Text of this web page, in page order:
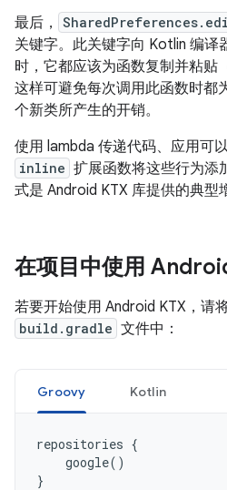
最后，
关键字。此关键字向 Kotlin 编译
时，它都应该为函数复制并粘贴
这样可避免每次调用此函数时都
个新类所产生的开销。
使用 lambda 传递代码、应用可
inline 扩展函数将这些行为添
式是 Android KTX 库提供的典型
在项目中使用
若要开始使用 Android KTX，请
build.gradle 文件中：
Groovy Kotlin
repositories {
google()
}